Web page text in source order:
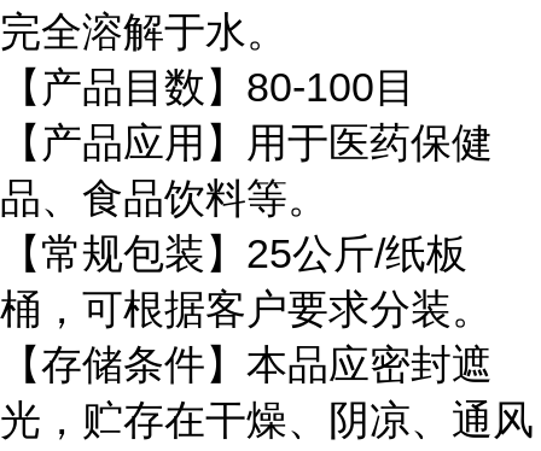
完全溶解于水。
【产品目数】80-100目
【产品应用】用于医药保健
品、食品饮料等。
【常规包装】25公斤/纸板
桶，可根据客户要求分装。
【存储条件】本品应密封遮
光，贮存在干燥、阴凉、通风